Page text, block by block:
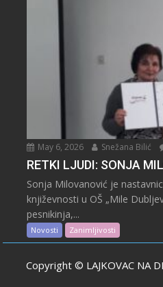
May 6, 2026 Snežana Bilić
RETKI LJUDI: SONJA
Sonja Milovanović je
književnosti u OŠ „Mile
pesnikinja,...
Novosti Zanimljivosti
Copyright © LAJKOVAC NA